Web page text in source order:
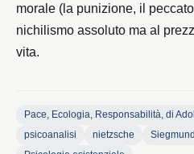
morale (la punizione, il
nichilismo assoluto ma al
vita.
Pace, Ecologia, Responsabilità, di
psicoanalisi
nietzsche